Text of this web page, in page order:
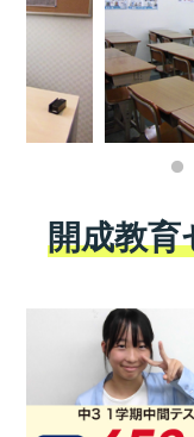
開成教育